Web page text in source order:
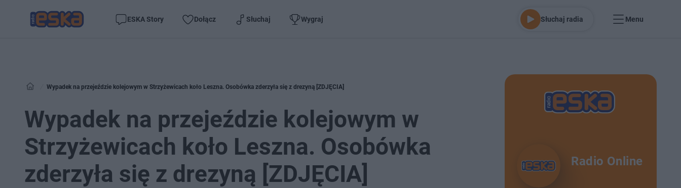
ESKA Story Dołącz Słuchaj Wygraj Słuchaj radia Menu
Wypadek na przejeździe kolejowym w Strzyżewicach koło Leszna. Osobówka zderzyła się z drezyną [ZDJĘCIA]
Wypadek na przejeździe kolejowym w
Strzyżewicach koło Leszna. Osobówka
zderzyła się z drezyną [ZDJĘCIA]
Radio Online